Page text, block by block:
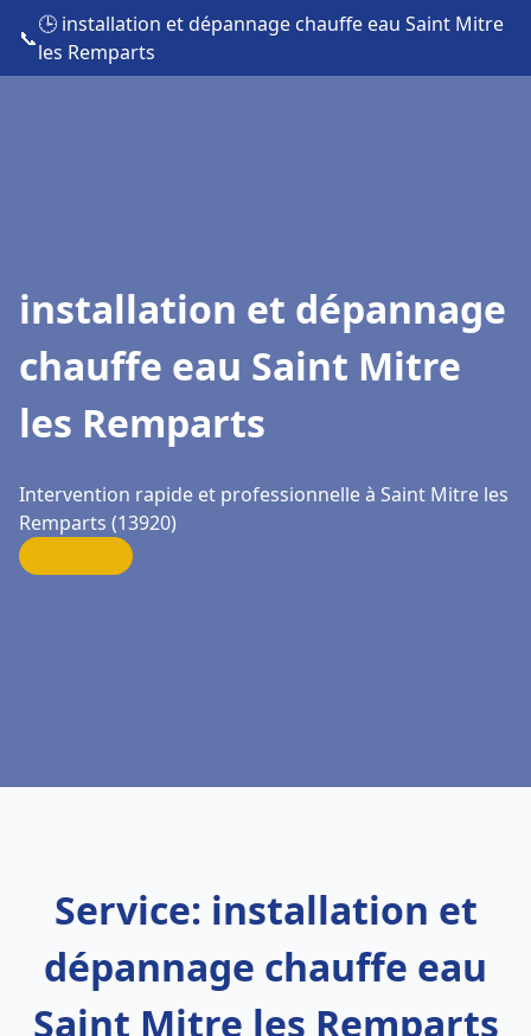
📞
🕒 installation et dépannage chauffe eau Saint Mitre
les Remparts
installation et dépannage
chauffe eau Saint Mitre
les Remparts
Intervention rapide et professionnelle à Saint Mitre les
Remparts (13920)
Service: installation et
dépannage chauffe eau
Saint Mitre les Remparts